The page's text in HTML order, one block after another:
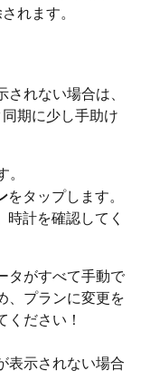
れます。
れない場合は、
同期に少し手助け
。
をタップします。
時計を確認してく
タがすべて手動で
、プランに変更を
ください！
表示されない場合